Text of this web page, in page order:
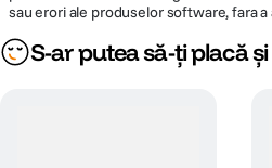
sau erori ale produselor software, fara a
S-ar putea să-ți placă și